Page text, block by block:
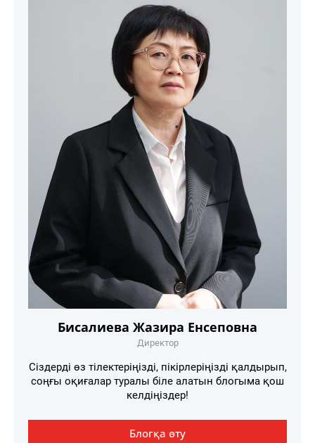
Бисалиева Жазира Енсеповна
Директор
Сіздерді өз тілектеріңізді, пікірлеріңізді қалдырып,
соңғы оқиғалар туралы біле алатын блогыма қош
келдіңіздер!
Блогқа өту